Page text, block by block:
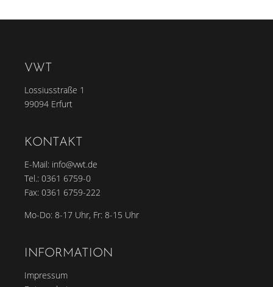
VWT
Lossiusstraße 1
99094 Erfurt
KONTAKT
E-Mail: info@vwt.de
Tel.: 0361 6759-0
Fax: 0361 6759-222
Mo-Do: 8-17 Uhr, Fr: 8-15 Uhr
INFORMATION
Impressum